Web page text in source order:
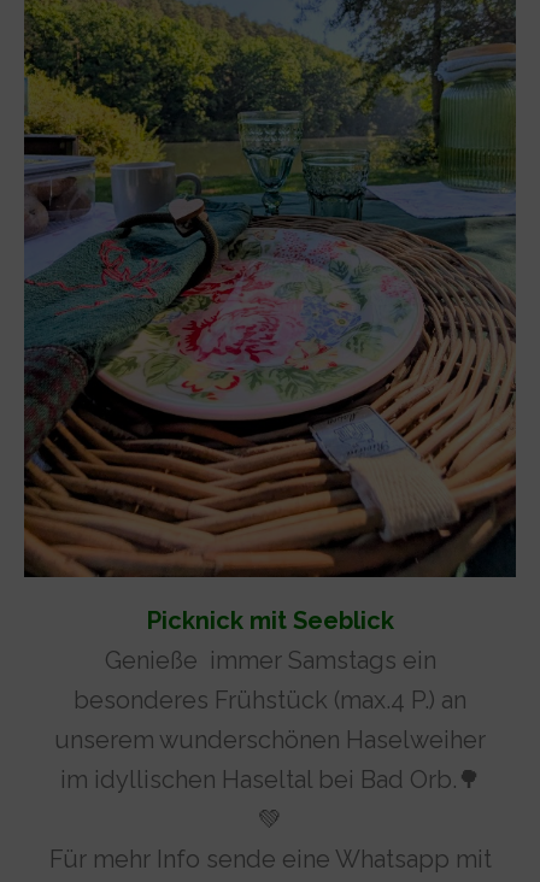
Picknick mit Seeblick
Genieße immer Samstags ein
besonderes Frühstück (max.4 P.) an
unserem wunderschönen Haselweiher
im idyllischen Haseltal bei Bad Orb.🌳
💚
Für mehr Info sende eine Whatsapp mit